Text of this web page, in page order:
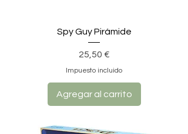
Spy Guy Pirámide
Precio
25,50 €
Impuesto incluido
Agregar al carrito